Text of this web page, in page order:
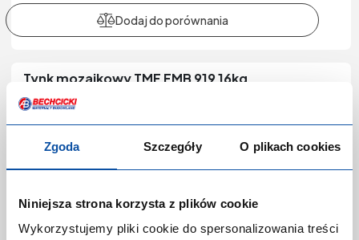
Zgoda Szczegóły O plikach cookies
Niniejsza strona korzysta z plików cookie
Wykorzystujemy pliki cookie do spersonalizowania treści
Tynk mozaikowy TMF FMB 919 16kg
Kod produktu:
Producent:FRANSPOL
Marka:Franspol